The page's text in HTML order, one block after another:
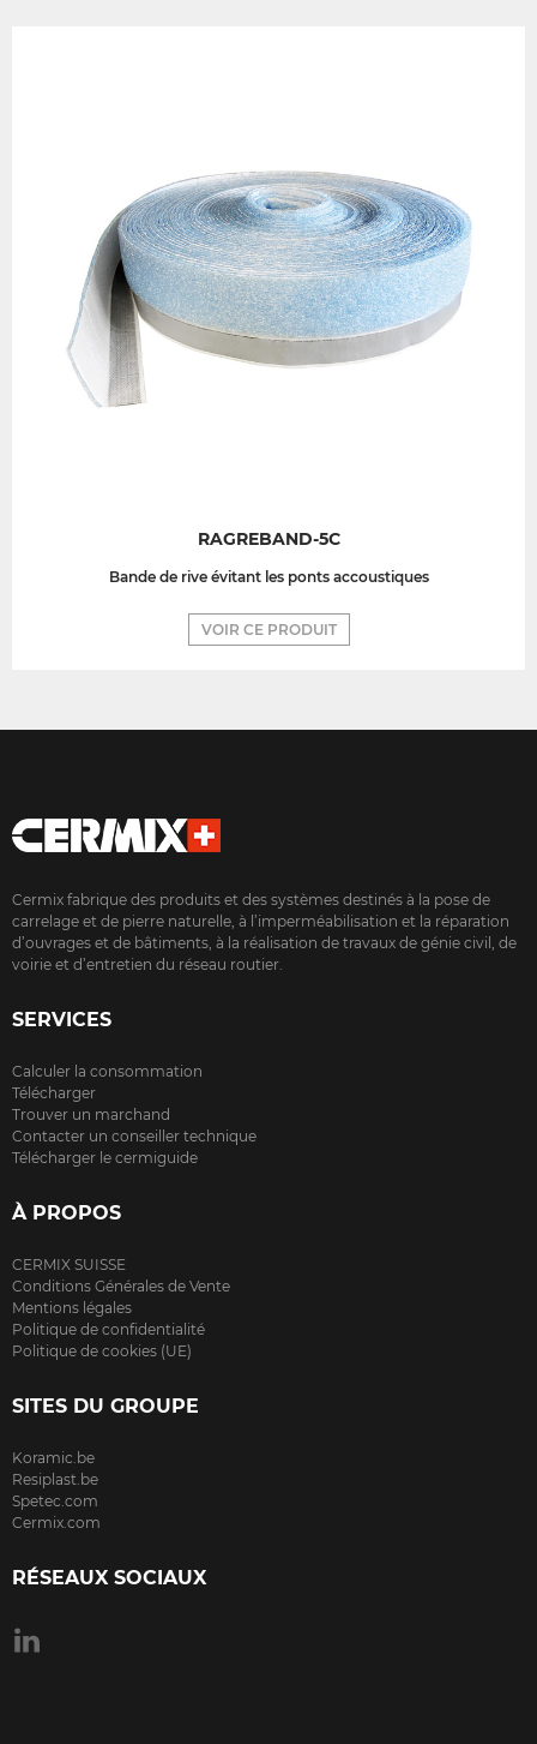
RAGREBAND-5C
Bande de rive évitant les ponts accoustiques
VOIR CE PRODUIT
Cermix fabrique des produits et des systèmes destinés à la pose de
carrelage et de pierre naturelle, à l’imperméabilisation et la réparation
d’ouvrages et de bâtiments, à la réalisation de travaux de génie civil, de
voirie et d’entretien du réseau routier.
SERVICES
Calculer la consommation
Télécharger
Trouver un marchand
Contacter un conseiller technique
Télécharger le cermiguide
À PROPOS
CERMIX SUISSE
Conditions Générales de Vente
Mentions légales
Politique de confidentialité
Politique de cookies (UE)
SITES DU GROUPE
Koramic.be
Resiplast.be
Spetec.com
Cermix.com
RÉSEAUX SOCIAUX